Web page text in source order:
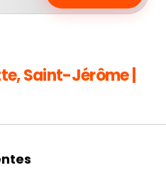
Saint-Jérôme |